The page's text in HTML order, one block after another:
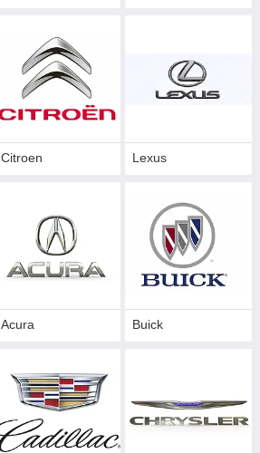
Citroen Lexus
Acura Buick